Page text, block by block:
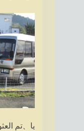
يا、تم